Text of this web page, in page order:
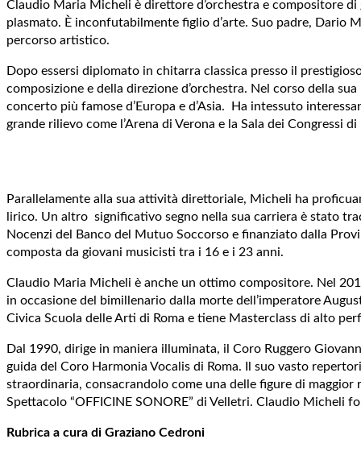
Claudio Maria Micheli è direttore d’orchestra e compositore
plasmato. È inconfutabilmente figlio d’arte. Suo padre, Dario
percorso artistico.
Dopo essersi diplomato in chitarra classica presso il
composizione e della direzione d’orchestra. Nel corso della
concerto più famose d’Europa e d’Asia. Ha intessuto
grande rilievo come l’Arena di Verona e la Sala dei Congressi
Parallelamente alla sua attività direttoriale, Micheli ha
lirico. Un altro significativo segno nella sua carriera è stato
Nocenzi del Banco del Mutuo Soccorso e finanziato dalla
composta da giovani musicisti tra i 16 e i 23 anni.
Claudio Maria Micheli è anche un ottimo compositore. Nel
in occasione del bimillenario dalla morte dell’imperatore
Civica Scuola delle Arti di Roma e tiene Masterclass di alto
Dal 1990, dirige in maniera illuminata, il Coro Ruggero
guida del Coro Harmonia Vocalis di Roma. Il suo vasto
straordinaria, consacrandolo come una delle figure di
Spettacolo “OFFICINE SONORE” di Velletri. Claudio Micheli
Rubrica a cura di Graziano Cedroni